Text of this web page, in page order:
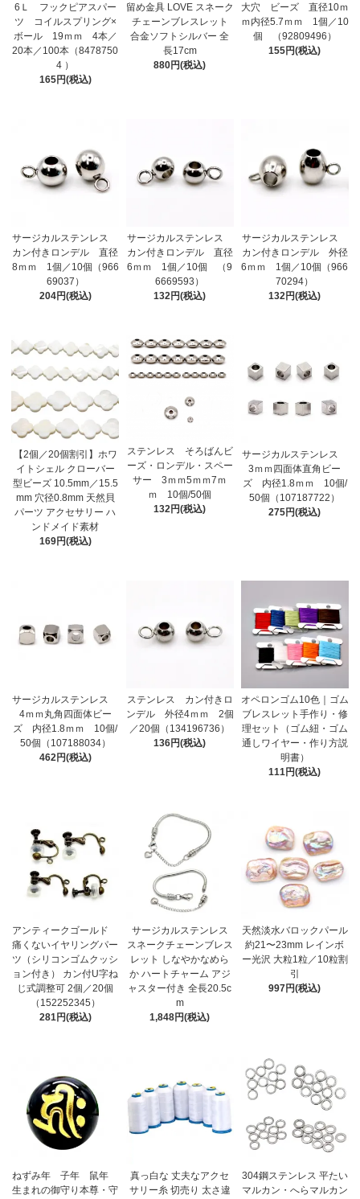
6Ｌ フックピアスパー
ツ コイルスプリング×
ボール 19ｍｍ 4本／
20本／100本（8478750
4 ）
165円(税込)
留め金具 LOVE スネーク
チェーンブレスレット
合金ソフトシルバー 全
長17cm
880円(税込)
大穴 ビーズ 直径10ｍ
ｍ内径5.7ｍｍ 1個／10
個 （92809496）
155円(税込)
サージカルステンレス
カン付きロンデル 直径
8ｍｍ 1個／10個（966
69037）
204円(税込)
サージカルステンレス
カン付きロンデル 直径
6ｍｍ 1個／10個 （9
6669593）
132円(税込)
サージカルステンレス
カン付きロンデル 外径
6ｍｍ 1個／10個（966
70294）
132円(税込)
【2個／20個割引】ホワ
イトシェル クローバー
型ビーズ 10.5mm／15.5
mm 穴径0.8mm 天然貝
パーツ アクセサリー ハ
ンドメイド素材
169円(税込)
ステンレス そろばんビ
ーズ・ロンデル・スペー
サー 3ｍｍ5ｍｍ7ｍ
ｍ 10個/50個
132円(税込)
サージカルステンレス
3ｍｍ四面体直角ビー
ズ 内径1.8ｍｍ 10個/
50個（107187722）
275円(税込)
サージカルステンレス
4ｍｍ丸角四面体ビー
ズ 内径1.8ｍｍ 10個/
50個（107188034）
462円(税込)
ステンレス カン付きロ
ンデル 外径4ｍｍ 2個
／20個（134196736）
136円(税込)
オペロンゴム10色｜ゴム
ブレスレット手作り・修
理セット（ゴム紐・ゴム
通しワイヤー・作り方説
明書）
111円(税込)
アンティークゴールド
痛くないイヤリングパー
ツ（シリコンゴムクッシ
ョン付き） カン付U字ね
じ式調整可 2個／20個
（152252345）
281円(税込)
サージカルステンレス
スネークチェーンブレス
レット しなやかなめら
か ハートチャーム アジ
ャスター付き 全長20.5c
m
1,848円(税込)
天然淡水バロックパール
約21〜23mm レインボ
ー光沢 大粒1粒／10粒割
引
997円(税込)
ねずみ年 子年 鼠年
生まれの御守り本尊・守
真っ白な 丈夫なアクセ
サリー糸 切売り 太さ違
304鋼ステンレス 平たい
マルカン・へらマルカン